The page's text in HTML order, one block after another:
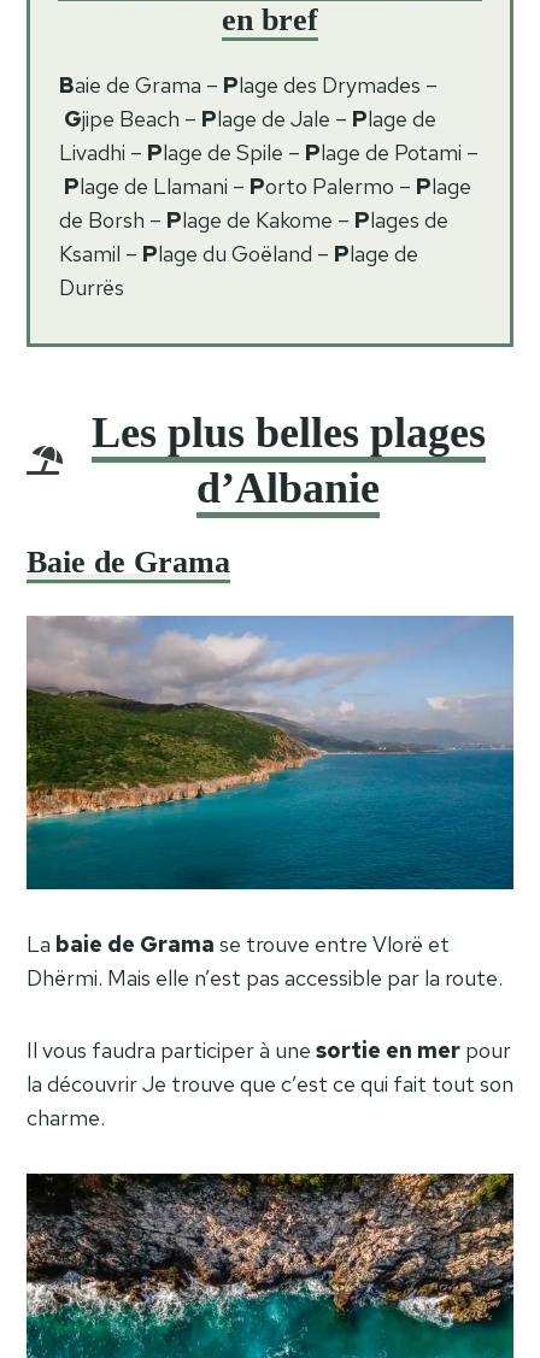
en bref
Baie de Grama – Plage des Drymades –
Gjipe Beach – Plage de Jale – Plage de
Livadhi – Plage de Spile – Plage de Potami –
Plage de Llamani – Porto Palermo – Plage
de Borsh – Plage de Kakome – Plages de
Ksamil – Plage du Goëland – Plage de
Durrës
Les plus belles plages
d’Albanie
Baie de Grama
La baie de Grama se trouve entre Vlorë et
Dhërmi. Mais elle n’est pas accessible par la route.
Il vous faudra participer à une sortie en mer pour
la découvrir Je trouve que c’est ce qui fait tout son
charme.